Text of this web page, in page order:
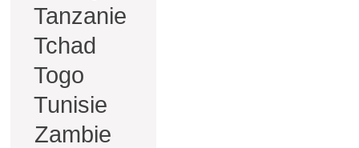
Tanzanie
Tchad
Togo
Tunisie
Zambie